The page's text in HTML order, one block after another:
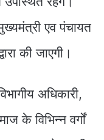
एव पंचायत
की जाएगी।
अधिकारी,
के विभिन्न वर्गों